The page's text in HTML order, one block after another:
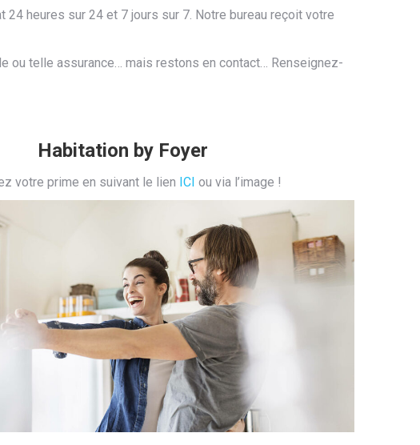
heures sur 24 et 7 jours sur 7. Notre bureau reçoit votre
ou telle assurance… mais restons en contact… Renseignez-
Habitation by Foyer
votre prime en suivant le lien ICI ou via l’image !